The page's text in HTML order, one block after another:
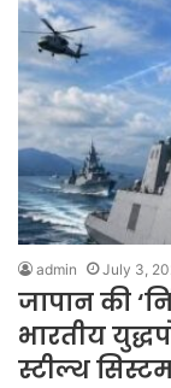
admin July 3,
जापान की
भारतीय
स्टील्थ